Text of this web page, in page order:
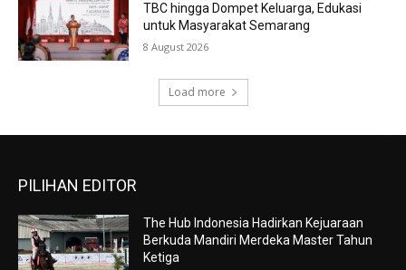
TBC hingga Dompet Keluarga, Edukasi
untuk Masyarakat Semarang
8 August 2026
Load more
PILIHAN EDITOR
The Hub Indonesia Hadirkan Kejuaraan
Berkuda Mandiri Merdeka Master Tahun
Ketiga